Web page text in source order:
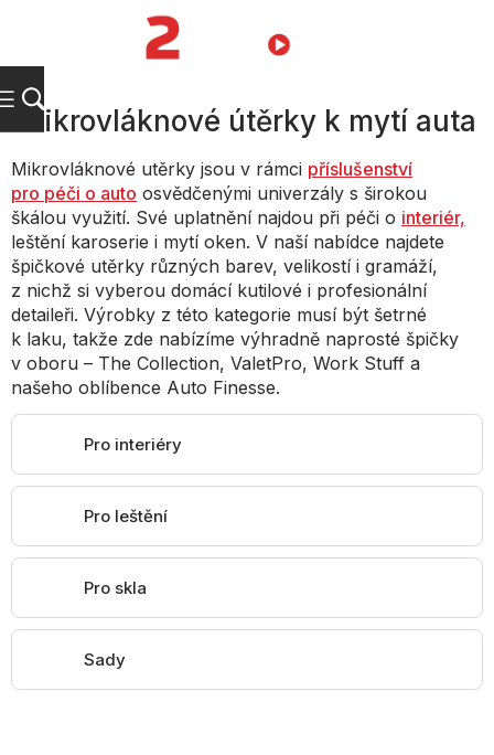
Mikrovláknové útěrky k mytí auta
Mikrovláknové utěrky jsou v rámci příslušenství
pro péči o auto osvědčenými univerzály s širokou
škálou využití. Své uplatnění najdou při péči o interiér,
leštění karoserie i mytí oken. V naší nabídce najdete
špičkové utěrky různých barev, velikostí i gramáží,
z nichž si vyberou domácí kutilové i profesionální
detaileři. Výrobky z této kategorie musí být šetrné
k laku, takže zde nabízíme výhradně naprosté špičky
v oboru – The Collection, ValetPro, Work Stuff a
našeho oblíbence Auto Finesse.
Pro interiéry
Pro leštění
Pro skla
Sady